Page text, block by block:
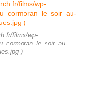
films/wp-
)